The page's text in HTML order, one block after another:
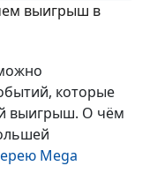
выигрыш в
которые
выигрыш. О чём
Mega